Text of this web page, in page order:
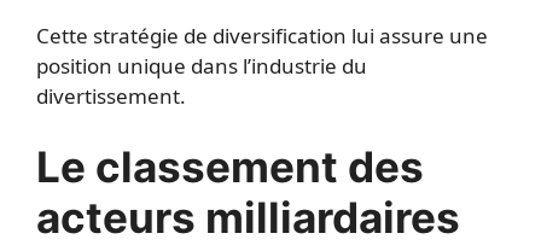
Cette stratégie de diversification lui assure une
position unique dans l’industrie du
divertissement.
Le classement des
acteurs milliardaires